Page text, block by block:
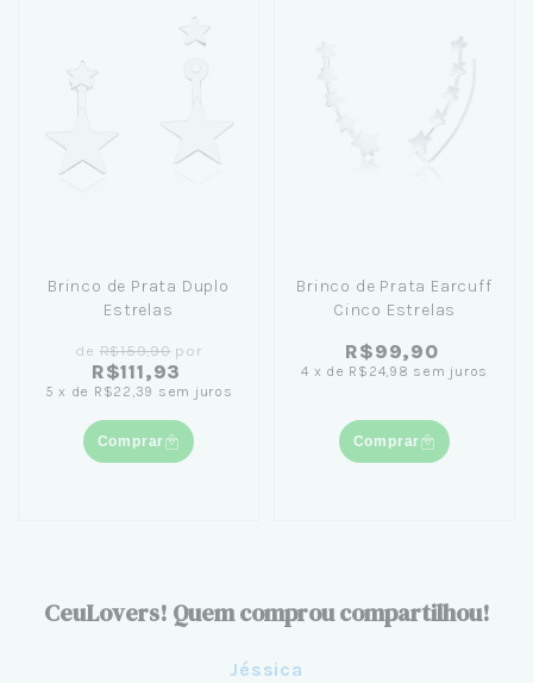
Brinco de Prata Duplo
Estrelas
de R$159,90por
R$111,93
5 x de R$22,39 sem juros
Comprar
Brinco de Prata Earcuff
Cinco Estrelas
R$99,90
4 x de R$24,98 sem juros
Comprar
CeuLovers! Quem comprou compartilhou!
Jéssica